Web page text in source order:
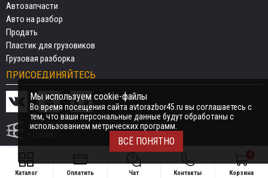
Автозапчасти
Авто на разбор
Продать
Пластик для грузовиков
Грузовая разборка
ПРИСОЕДИНЯЙТЕСЬ
СДЕЛАНО
Каталог Оплатить Чат Контакты Корзина
Мы используем cookie-файлы
Во время посещения сайта avtorazbor45.ru вы соглашаетесь с
тем, что ваши персональные данные будут обработаны с
использованием метрических программ.
ВСЁ ПОНЯТНО